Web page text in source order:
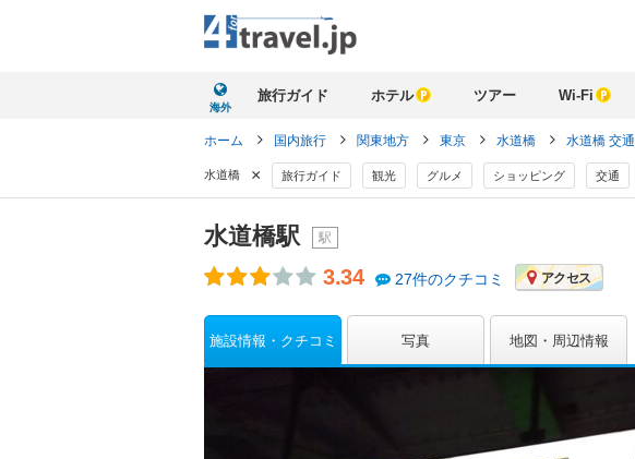
海外
旅行ガイド ホテル ツアー Wi-Fi
ホーム 国内旅行 関東地方 東京 水道橋 水道橋 交通
水道橋 × 旅行ガイド 観光 グルメ ショッピング 交通
水道橋駅 駅
3.34 27件のクチコミ アクセス
施設情報・クチコミ 写真 地図・周辺情報